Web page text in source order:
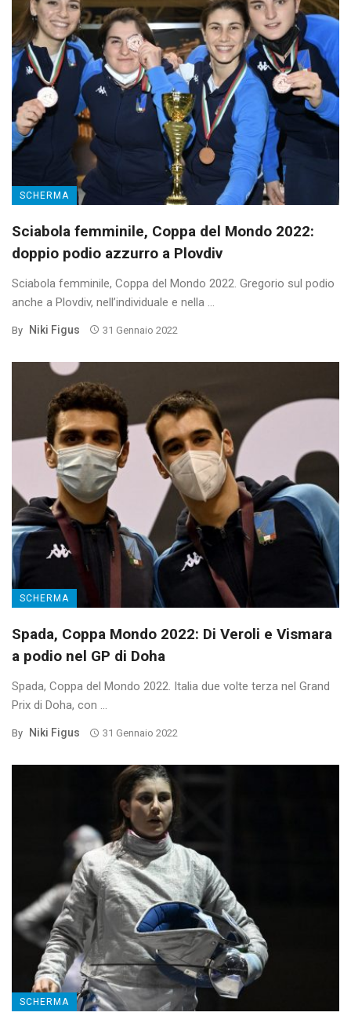
SCHERMA
Sciabola femminile, Coppa del Mondo 2022:
doppio podio azzurro a Plovdiv
Sciabola femminile, Coppa del Mondo 2022. Gregorio sul podio
anche a Plovdiv, nell’individuale e nella ...
By Niki Figus 31 Gennaio 2022
SCHERMA
Spada, Coppa Mondo 2022: Di Veroli e Vismara
a podio nel GP di Doha
Spada, Coppa del Mondo 2022. Italia due volte terza nel Grand
Prix di Doha, con ...
By Niki Figus 31 Gennaio 2022
SCHERMA